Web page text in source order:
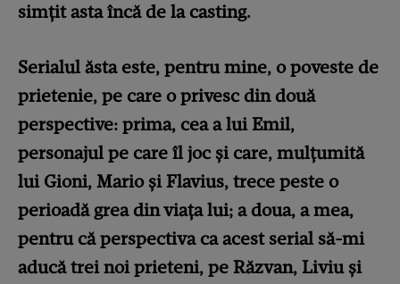
simțit asta încă de la casting.
Serialul ăsta este, pentru mine, o poveste de
prietenie, pe care o privesc din două
perspective: prima, cea a lui Emil,
personajul pe care îl joc și care, mulțumită
lui Gioni, Mario și Flavius, trece peste o
perioadă grea din viața lui; a doua, a mea,
pentru că perspectiva ca acest serial să-mi
aducă trei noi prieteni, pe Răzvan, Liviu și